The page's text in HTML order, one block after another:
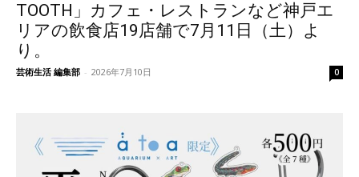
TOOTH」カフェ・レストランなど神戸エ
リアの飲食店19店舗で7月11日（土）よ
り。
芸術生活 編集部 - 2026年7月10日 0